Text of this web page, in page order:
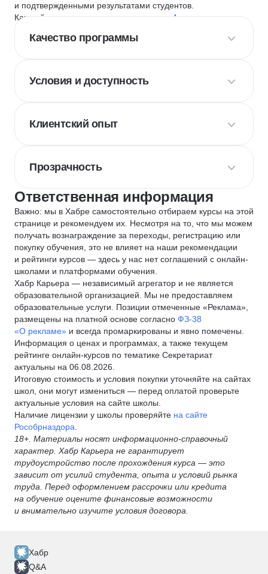
и подтвержденными результатами студентов.
Каждый курс и школу мы оцениваем по
4 критериям
Качество программы
Условия и доступность
Клиентский опыт
Прозрачность
Ответственная информация
Важно: мы в Хабре самостоятельно отбираем курсы на этой
странице и рекомендуем их. Несмотря на то, что мы можем
получать вознаграждение за переходы, регистрацию или
покупку обучения, это не влияет на наши рекомендации
и рейтинги курсов — здесь у нас нет соглашений с онлайн-
школами и платформами обучения.
Хабр Карьера — независимый агрегатор и не является
образовательной организацией. Мы не предоставляем
образовательные услуги. Позиции отмеченные «Реклама»,
размещены на платной основе согласно ФЗ-38
«О рекламе» и всегда промаркированы и явно помечены.
Информация о ценах и программах, а также текущем
рейтинге онлайн-курсов по тематике Секретариат
актуальны на 06.08.2026.
Итоговую стоимость и условия покупки уточняйте на сайтах
школ, они могут измениться — перед оплатой проверьте
актуальные условия на сайте школы.
Наличие лицензии у школы проверяйте на сайте
Рособрназдора
18+. Материалы носят информационно-справочный
характер. Хабр Карьера не гарантирует
трудоустройство после прохождения курса — это
зависит от усилий студента, опыта и условий рынка
труда. Перед оформлением рассрочки или кредита
на обучение оцените финансовые возможности
и внимательно изучите условия договора.
Хабр
Q&A